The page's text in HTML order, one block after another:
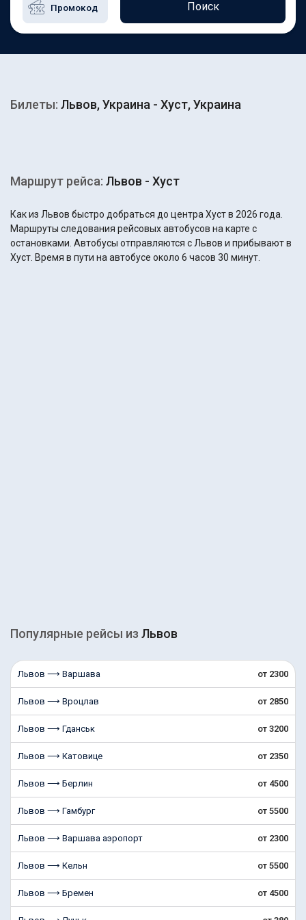
Поиск
Билеты: Львов, Украина - Хуст, Украина
Маршрут рейса: Львов - Хуст
Как из Львов быстро добраться до центра Хуст в 2026 года.
Маршруты следования рейсовых автобусов на карте с
остановками. Автобусы отправляются с Львов и прибывают в
Хуст. Время в пути на автобусе около 6 часов 30 минут.
Популярные рейсы из Львов
Львов ⟶ Варшава от 2300
Львов ⟶ Вроцлав от 2850
Львов ⟶ Гданськ от 3200
Львов ⟶ Катовице от 2350
Львов ⟶ Берлин от 4500
Львов ⟶ Гамбург от 5500
Львов ⟶ Варшава аэропорт от 2300
Львов ⟶ Кельн от 5500
Львов ⟶ Бремен от 4500